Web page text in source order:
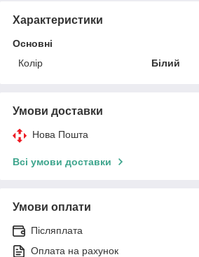
Характеристики
Основні
Колір
Білий
Умови доставки
Нова Пошта
Всі умови доставки
Умови оплати
Післяплата
Оплата на рахунок